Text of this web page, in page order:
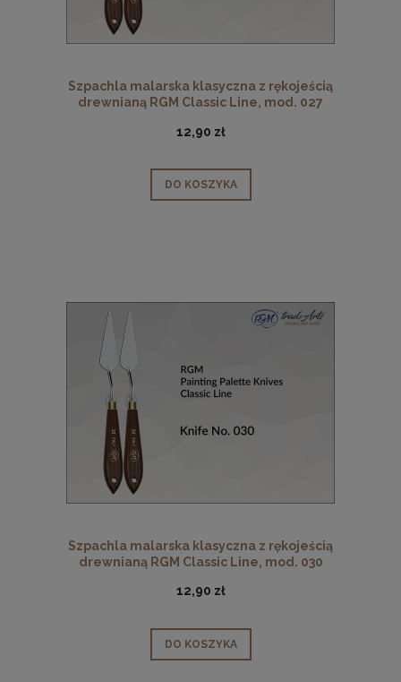
Szpachla malarska klasyczna z rękojeścią
drewnianą RGM Classic Line, mod. 027
12,90 zł
DO KOSZYKA
Szpachla malarska klasyczna z rękojeścią
drewnianą RGM Classic Line, mod. 030
12,90 zł
DO KOSZYKA